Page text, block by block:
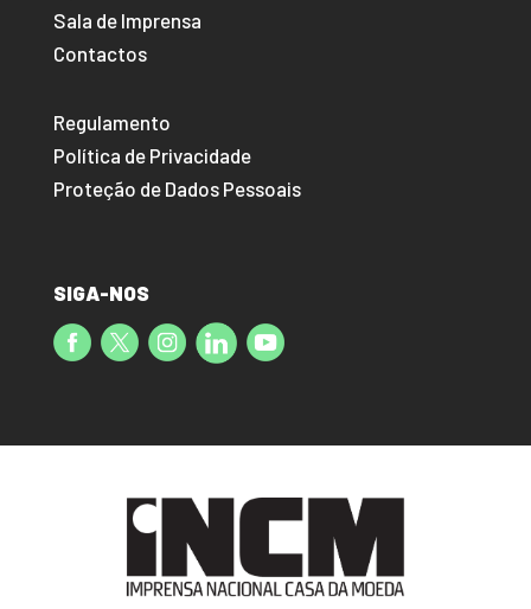
Sala de Imprensa
Contactos
Regulamento
Política de Privacidade
Proteção de Dados Pessoais
SIGA-NOS